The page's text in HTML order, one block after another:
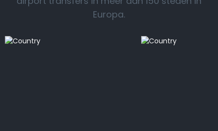
Europa.